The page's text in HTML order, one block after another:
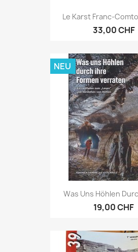
Le Karst Franc-
33,00 CHF
Was Uns Höhlen
19,00 CHF
NEU